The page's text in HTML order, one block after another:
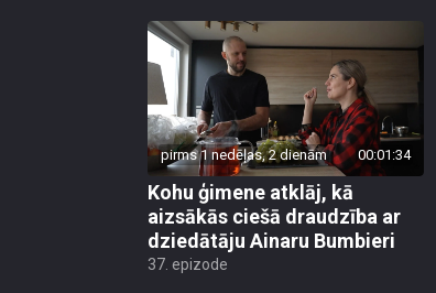
pirms 1 nedēļas, 2 dienām 00:01:34
Kohu ģimene atklāj, kā
aizsākās ciešā draudzība ar
dziedātāju Ainaru Bumbieri
37. epizode